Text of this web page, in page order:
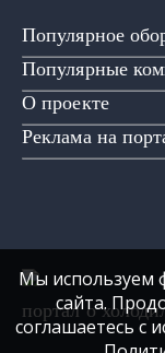
Популярное
Популярные
О проекте
Реклама на
портал о
Мы используем
сайта.
соглашаетесь с